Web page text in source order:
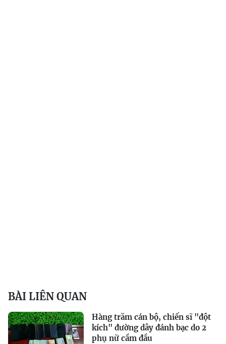
BÀI LIÊN QUAN
Hàng trăm cán bộ, chiến sĩ "đột
kích" đường dây đánh bạc do 2
phụ nữ cầm đầu